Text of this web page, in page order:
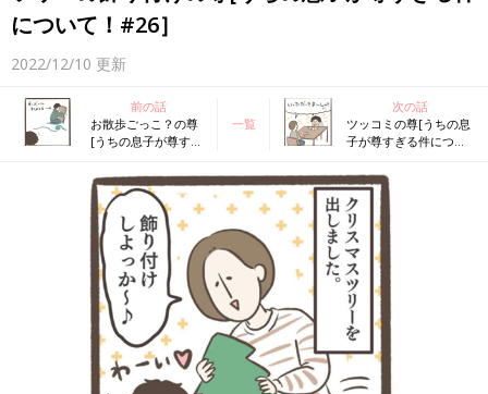
について！#26］
2022/12/10 更新
前の話
お散歩ごっこ？の尊
[うちの息子が尊すぎ
一覧
次の話
ツッコミの尊[うちの息
子が尊すぎる件につい